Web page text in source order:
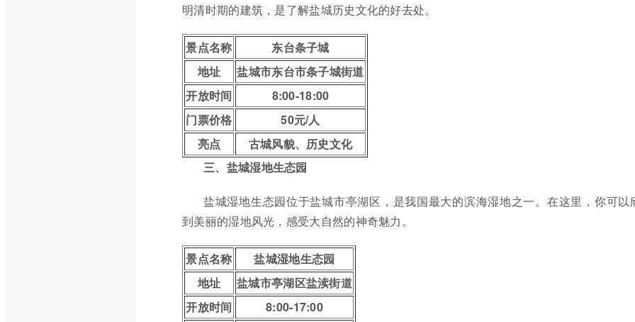
明清时期的建筑，是了解盐城历史文化的好去处。
景点名称
东台条子城
地址
盐城市东台市条子城街道
开放时间
8:00-18:00
门票价格
50元/人
亮点
古城风貌、历史文化
三、盐城湿地生态园
盐城湿地生态园位于盐城市亭湖区，是我国最大的滨海湿地之一。在这里，你可以
到美丽的湿地风光，感受大自然的神奇魅力。
景点名称
盐城湿地生态园
地址
盐城市亭湖区盐渎街道
开放时间
8:00-17:00